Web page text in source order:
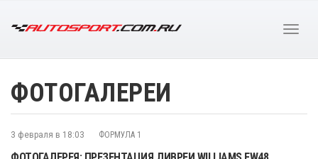
ФОТОГАЛЕРЕИ
3 февраля в 18:03 ФОРМУЛА 1